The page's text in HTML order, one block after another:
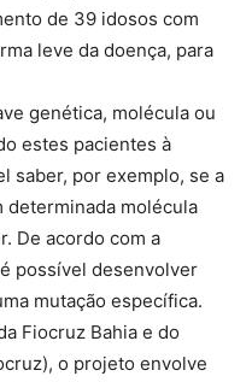
de 39 idosos com
leve da doença, para
genética, molécula ou
estes pacientes à
saber, por exemplo, se a
determinada molécula
De acordo com a
possível desenvolver
mutação específica.
Fiocruz Bahia e do
o projeto envolve